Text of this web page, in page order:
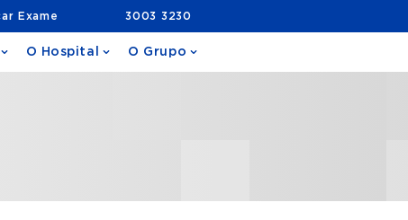
Exame 3003 3230
O Hospital O Grupo